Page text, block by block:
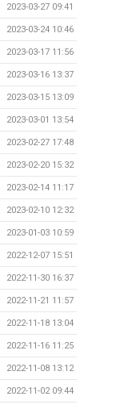
2023-03-27 09:41
2023-03-24 10:46
2023-03-17 11:56
2023-03-16 13:37
2023-03-15 13:09
2023-03-01 13:54
2023-02-27 17:48
2023-02-20 15:32
2023-02-14 11:17
2023-02-10 12:32
2023-01-03 10:59
2022-12-07 15:51
2022-11-30 16:37
2022-11-21 11:57
2022-11-18 13:04
2022-11-16 11:25
2022-11-08 13:12
2022-11-02 09:44